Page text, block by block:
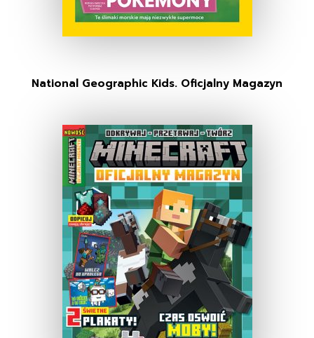
National Geographic Kids. Oficjalny Magazyn